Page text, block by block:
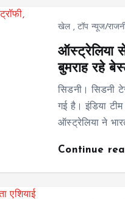
खेल,टॉप न्यूज/
ऑस्ट्रेलिया से
बुमराह रहे
सिडनी। सिडनी
गई है। इंडिया
ऑस्ट्रेलिया ने
Continue